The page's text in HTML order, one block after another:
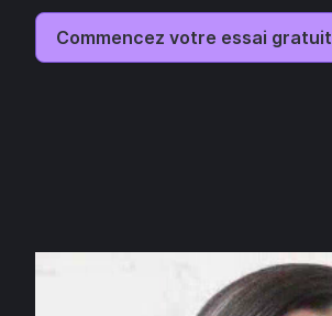
Commencez votre essai gratuit